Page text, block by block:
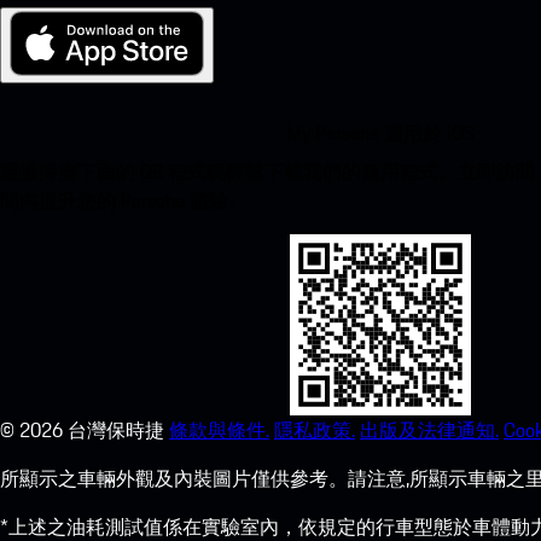
© 2026 台灣保時捷 條款與條件.隱私政策. 出版及法律通知.
所顯示之車輛外觀及內裝圖片僅供參考。請注意,所顯示車輛
*上述之油耗測試值係在實驗室內，依規定的行車型態於車體